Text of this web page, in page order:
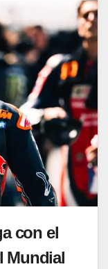
con el
Mundial